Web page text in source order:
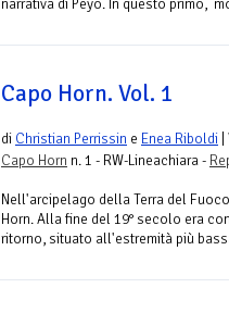
Capo Horn. Vol. 1
di Christian Perrissin e Enea Riboldi
Capo Horn n. 1 - RW-Lineachiara -
Nell'arcipelago della Terra del
Horn. Alla fine del 19° secolo era
ritorno, situato all'estremità più